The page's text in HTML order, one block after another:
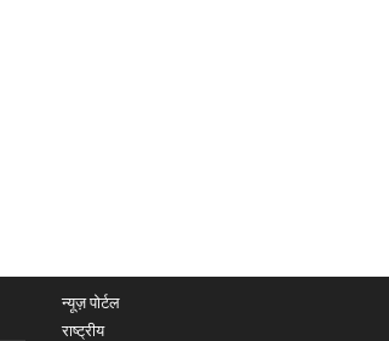
न्यूज़ पोर्टल
राष्ट्रीय